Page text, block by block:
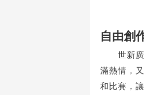
自由創
世新廣電
滿熱情，
和比賽，